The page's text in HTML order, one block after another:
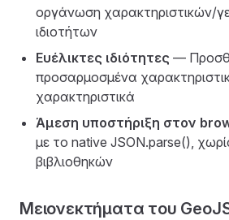
οργάνωση χαρακτηριστικών/
ιδιοτήτων
Ευέλικτες ιδιότητες —
προσαρμοσμένα
χαρακτηριστικά
Άμεση υποστήριξη στον
με το native JSON.parse(),
βιβλιοθηκών
Μειονεκτήματα του